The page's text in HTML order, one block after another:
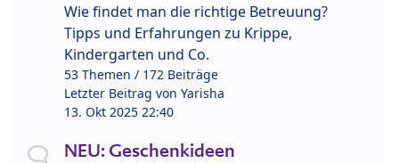
Wie findet man die richtige Betreuung?
Tipps und Erfahrungen zu Krippe,
Kindergarten und Co.
53 Themen / 172 Beiträge
Letzter Beitrag von Yarisha
13. Okt 2025 22:40
NEU: Geschenkideen